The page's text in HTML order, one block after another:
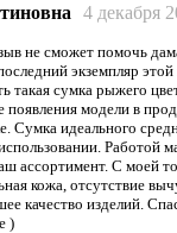
4 декабря
не сможет помочь
экземпляр
такая сумка рыжего
появления модели в
Сумка идеального
Работой
ассортимент. С моей
кожа, отсутствие
качество изделий.
)